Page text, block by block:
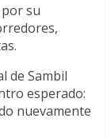
su
de Sambil
esperado:
nuevamente